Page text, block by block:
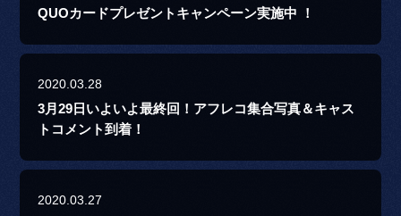
QUOカードプレゼントキャンペーン実施中 ！
2020.03.28
3月29日いよいよ最終回！アフレコ集合写真＆キャス
トコメント到着！
2020.03.27